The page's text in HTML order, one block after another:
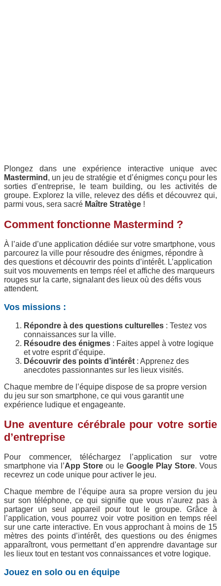
Plongez dans une expérience interactive unique avec
Mastermind , un jeu de stratégie et d’énigmes conçu pour les
sorties d’entreprise, le team building, ou les activités de
groupe. Explorez la ville, relevez des défis et découvrez qui,
parmi vous, sera sacré Maître Stratège !
Comment fonctionne Mastermind ?
À l’aide d’une application dédiée sur votre smartphone, vous
parcourez la ville pour résoudre des énigmes, répondre à
des questions et découvrir des points d’intérêt. L’application
suit vos mouvements en temps réel et affiche des marqueurs
rouges sur la carte, signalant des lieux où des défis vous
attendent.
Vos missions :
Répondre à des questions culturelles : Testez vos
connaissances sur la ville.
Résoudre des énigmes : Faites appel à votre logique
et votre esprit d’équipe.
Découvrir des points d’intérêt : Apprenez des
anecdotes passionnantes sur les lieux visités.
Chaque membre de l’équipe dispose de sa propre version
du jeu sur son smartphone, ce qui vous garantit une
expérience ludique et engageante.
Une aventure cérébrale pour votre sortie
d’entreprise
Pour commencer, téléchargez l’application sur votre
smartphone via l’App Store ou le Google Play Store. Vous
recevrez un code unique pour activer le jeu.
Chaque membre de l’équipe aura sa propre version du jeu
sur son téléphone, ce qui signifie que vous n’aurez pas à
partager un seul appareil pour tout le groupe. Grâce à
l’application, vous pourrez voir votre position en temps réel
sur une carte interactive. En vous approchant à moins de 15
mètres des points d’intérêt, des questions ou des énigmes
apparaîtront, vous permettant d’en apprendre davantage sur
les lieux tout en testant vos connaissances et votre logique.
Jouez en solo ou en équipe